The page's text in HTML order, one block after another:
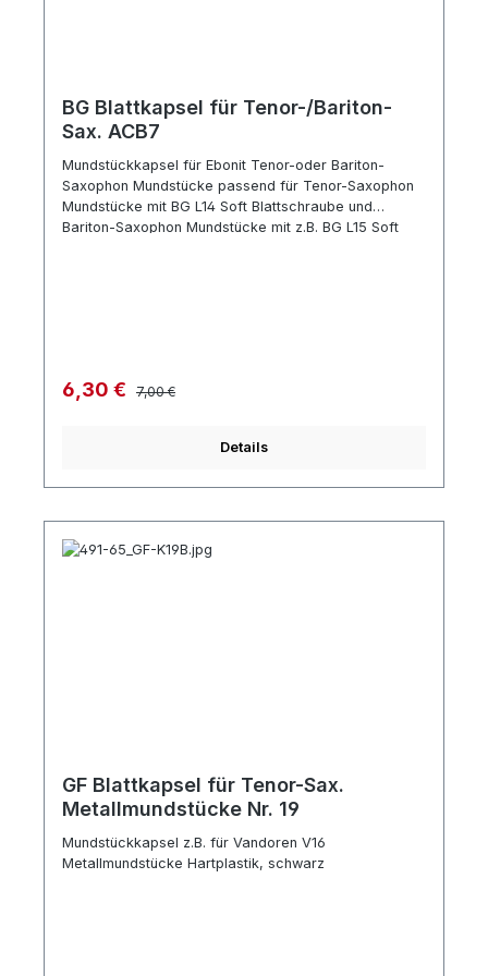
BG Blattkapsel für Tenor-/Bariton-
Sax. ACB7
Mundstückkapsel für Ebonit Tenor-oder Bariton-
Saxophon Mundstücke passend für Tenor-Saxophon
Mundstücke mit BG L14 Soft Blattschraube und
Bariton-Saxophon Mundstücke mit z.B. BG L15 Soft
Verkaufspreis:
6,30 € Regulärer Preis:
7,00 €
Details
GF Blattkapsel für Tenor-Sax.
Metallmundstücke Nr. 19
Mundstückkapsel z.B. für Vandoren V16